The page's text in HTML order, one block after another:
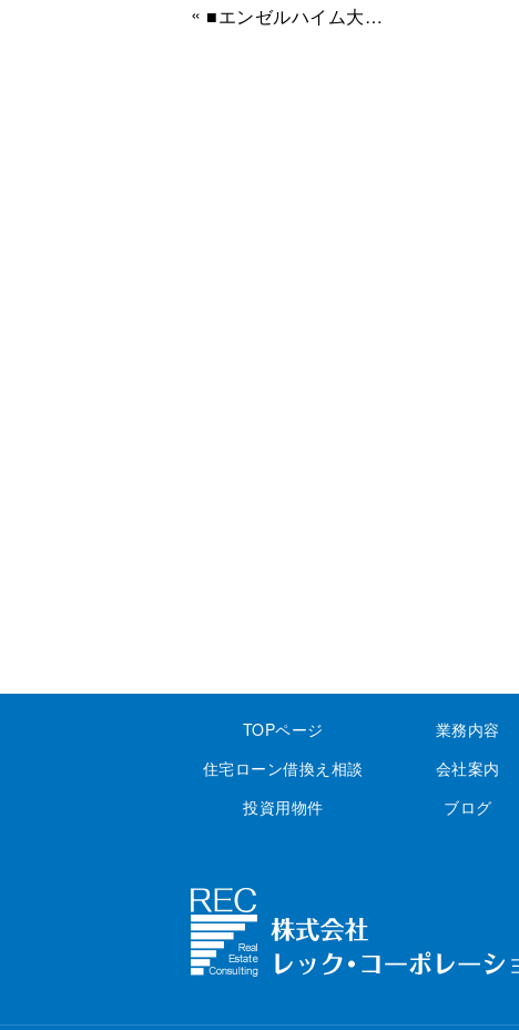
« ■エンゼルハイム大森第５ ■710万円 ■利回り8.61％
TOPページ 業務内容
住宅ローン借換え相談
会社案内
投資用物件
ブログ